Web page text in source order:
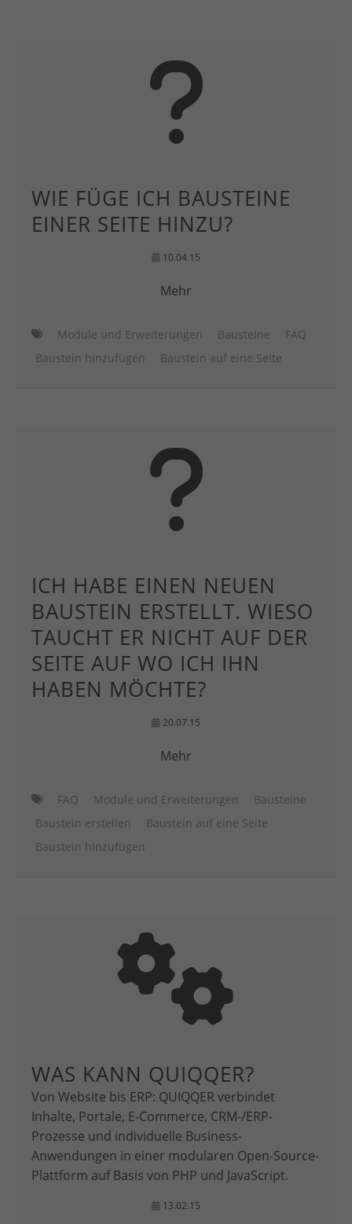
WIE FÜGE ICH BAUSTEINE
EINER SEITE HINZU?
10.04.15
Mehr
Module und Erweiterungen Bausteine
FAQ
Baustein hinzufügen
Baustein auf eine Seite
ICH HABE EINEN NEUEN
BAUSTEIN ERSTELLT. WIESO
TAUCHT ER NICHT AUF DER
SEITE AUF WO ICH IHN
HABEN MÖCHTE?
20.07.15
Mehr
FAQ Module und Erweiterungen
Bausteine
Baustein erstellen
Baustein auf eine Seite
Baustein hinzufügen
WAS KANN QUIQQER?
Von Website bis ERP: QUIQQER verbindet
Inhalte, Portale, E-Commerce, CRM-/ERP-
Prozesse und individuelle Business-
Anwendungen in einer modularen Open-Source-
Plattform auf Basis von PHP und JavaScript.
13.02.15